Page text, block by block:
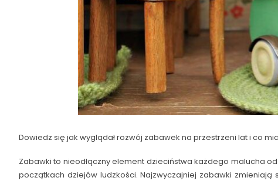
Dowiedz się jak wyglądał rozwój zabawek na przestrzeni lat i co
Zabawki to nieodłączny element dzieciństwa każdego malucha
początkach dziejów ludzkości. Najzwyczajniej zabawki